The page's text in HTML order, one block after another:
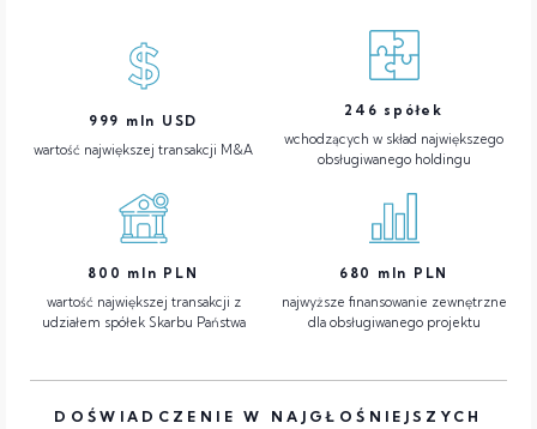
999 mln USD
wartość największej transakcji M&A
246 spółek
wchodzących w skład największego
obsługiwanego holdingu
800 mln PLN
wartość największej transakcji z
udziałem spółek Skarbu Państwa
680
mln PLN
najwyższe finansowanie zewnętrzne
dla obsługiwanego projektu
DOŚWIADCZENIE W NAJGŁOŚNIEJSZYCH